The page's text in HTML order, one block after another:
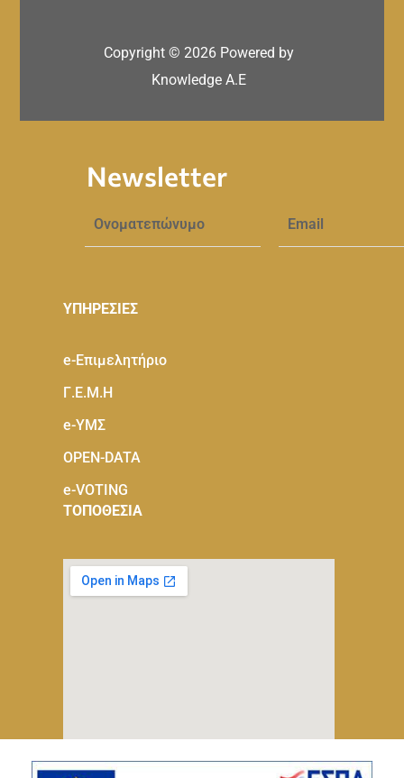
Copyright © 2026 Powered by
Knowledge A.E
Newsletter
ΥΠΗΡΕΣΙΕΣ
e-Eπιμελητήριο
Γ.Ε.Μ.Η
e-ΥΜΣ
OPEN-DATA
e-VOTING
ΤΟΠΟΘΕΣΙΑ